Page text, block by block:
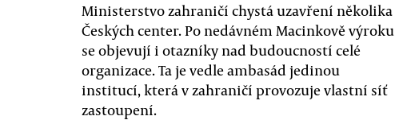
Ministerstvo zahraničí chystá uzavření několika
Českých center. Po nedávném Macinkově výroku
se objevují i otazníky nad budoucností celé
organizace. Ta je vedle ambasád jedinou
institucí, která v zahraničí provozuje vlastní síť
zastoupení.